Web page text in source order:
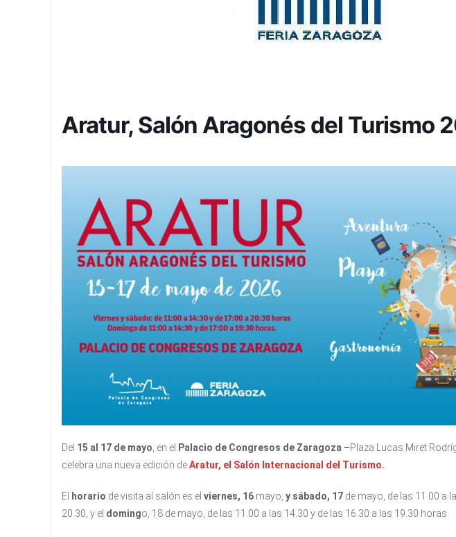
Aratur, Salón Aragonés del Turismo
Del 15 al 17 de mayo , en el Palacio de Congresos de Zaragoza –Plaza Lucas Miret
celebra una nueva edición deAratur, el Salón Internacional del Turismo.
El horario de visita al salón es el viernes, 16 mayo, y sábado, 17 de mayo, de las 11.00 a
20.30, y el domingo, 18 de mayo, de las 11.00 a las 14.30 y de las 16.30 a las 19.30 horas.